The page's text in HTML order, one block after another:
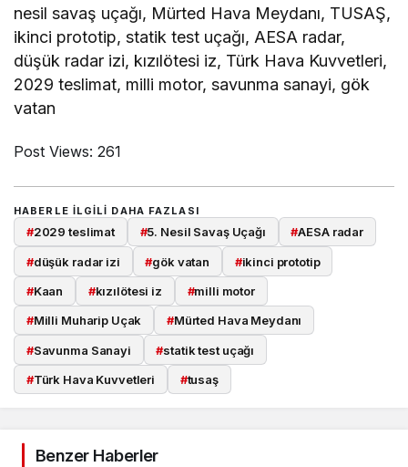
nesil savaş uçağı, Mürted Hava Meydanı, TUSAŞ,
ikinci prototip, statik test uçağı, AESA radar,
düşük radar izi, kızılötesi iz, Türk Hava Kuvvetleri,
2029 teslimat, milli motor, savunma sanayi, gök
vatan
Post Views: 261
HABERLE ILGILI DAHA FAZLASI
#2029 teslimat #5. Nesil Savaş Uçağı #AESA radar
#düşük radar izi #gök vatan #ikinci prototip
#Kaan #kızılötesi iz #milli motor
#Milli Muharip Uçak #Mürted Hava Meydanı
#Savunma Sanayi #statik test uçağı
#Türk Hava Kuvvetleri #tusaş
Benzer Haberler